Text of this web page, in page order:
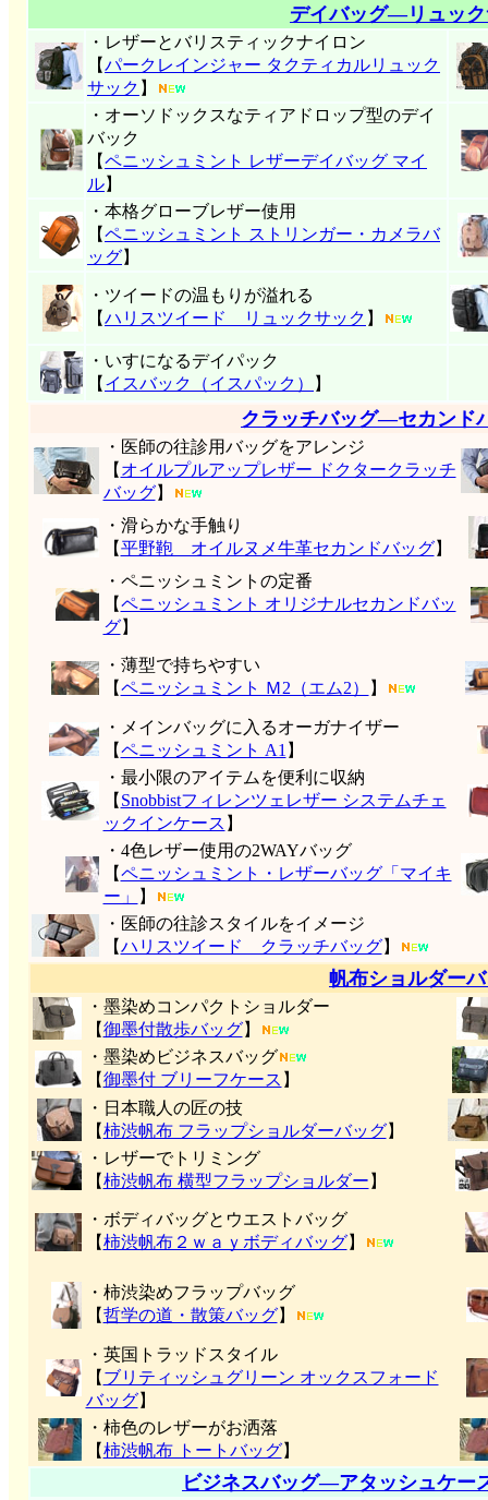
デイバッグ―リュッ
・レザーとバリスティックナイロン
【パークレインジャー タクティカルリュック
サック 】
・オーソドックスなティアドロップ型のデイ
バック
【ペニッシュミント レザーデイバッグ マイ
ル】
・本格グローブレザー使用
【ペニッシュミント ストリンガー・カメラバ
ッグ】
・ツイードの温もりが溢れる
【ハリスツイード リュックサック 】
・いすになるデイパック
【 イスバック（イスパック） 】
クラッチバッグ―セカンド
・医師の往診用バッグをアレンジ
【 オイルプルアップレザー ドクタークラッチ
バッグ】
・滑らかな手触り
【平野鞄 オイルヌメ牛革セカンドバッグ】
・ペニッシュミントの定番
【ペニッシュミント オリジナルセカンドバッ
グ】
・薄型で持ちやすい
【ペニッシュミント Ｍ2（エム2） 】
・メインバッグに入るオーガナイザー
【ペニッシュミント A1 】
・最小限のアイテムを便利に収納
【 Snobbistフィレンツェレザー システムチェ
ックインケース 】
・4色レザー使用の2WAYバッグ
【ペニッシュミント・レザーバッグ「マイキ
ー」
】
・医師の往診スタイルをイメージ
【ハリスツイード クラッチバッグ】
帆布ショルダー
・墨染めコンパクトショルダー
【御墨付散歩バッグ】
・墨染めビジネスバッグ
【御墨付 ブリーフケース 】
・日本職人の匠の技
【柿渋帆布 フラップショルダーバッグ】
・レザーでトリミング
【柿渋帆布 横型フラップショルダー 】
・ボディバッグとウエストバッグ
【柿渋帆布２ｗａｙボディバッグ】
・柿渋染めフラップバッグ
【哲学の道・散策バッグ】
・英国トラッドスタイル
【 ブリティッシュグリーン オックスフォード
バッグ】
・柿色のレザーがお洒落
【柿渋帆布 トートバッグ】
ビジネスバッグ―アタッシュケー